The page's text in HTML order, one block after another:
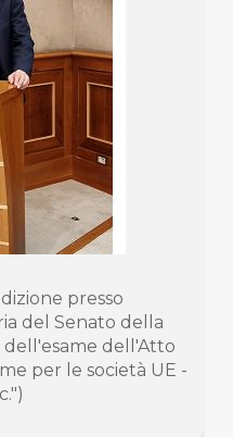
presso
del Senato della
dell'Atto
per le società UE -